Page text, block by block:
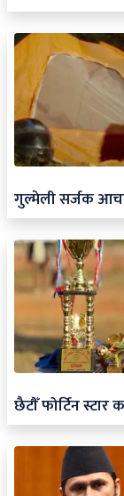
गुल्मेली सर्जक
छैटौँ फोर्टिन